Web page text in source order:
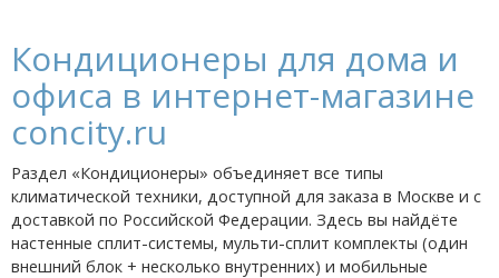
Кондиционеры для дома и
офиса в интернет-магазине
concity.ru
Раздел «Кондиционеры» объединяет все типы
климатической техники, доступной для заказа в Москве и с
доставкой по Российской Федерации. Здесь вы найдёте
настенные сплит-системы, мульти-сплит комплекты (один
внешний блок + несколько внутренних) и мобильные